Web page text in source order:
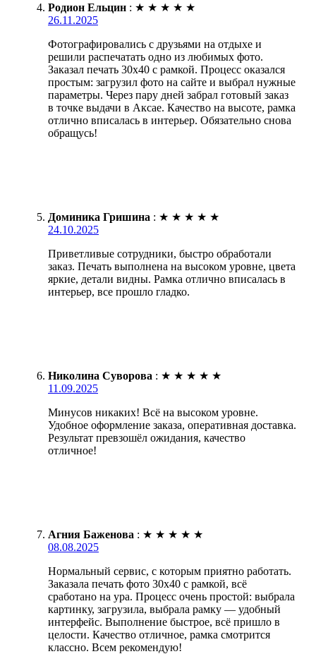
Родион Ельцин : ★ ★ ★ ★ ★
26.11.2025
Фотографировались с друзьями на отдыхе и
решили распечатать одно из любимых фото.
Заказал печать 30х40 с рамкой. Процесс оказался
простым: загрузил фото на сайте и выбрал нужные
параметры. Через пару дней забрал готовый заказ
в точке выдачи в Аксае. Качество на высоте, рамка
отлично вписалась в интерьер. Обязательно снова
обращусь!
Доминика Гришина : ★ ★ ★ ★ ★
24.10.2025
Приветливые сотрудники, быстро обработали
заказ. Печать выполнена на высоком уровне, цвета
яркие, детали видны. Рамка отлично вписалась в
интерьер, все прошло гладко.
Николина Суворова : ★ ★ ★ ★ ★
11.09.2025
Минусов никаких! Всё на высоком уровне.
Удобное оформление заказа, оперативная доставка.
Результат превзошёл ожидания, качество
отличное!
Агния Баженова : ★ ★ ★ ★ ★
08.08.2025
Нормальный сервис, с которым приятно работать.
Заказала печать фото 30х40 с рамкой, всё
сработано на ура. Процесс очень простой: выбрала
картинку, загрузила, выбрала рамку — удобный
интерфейс. Выполнение быстрое, всё пришло в
целости. Качество отличное, рамка смотрится
классно. Всем рекомендую!